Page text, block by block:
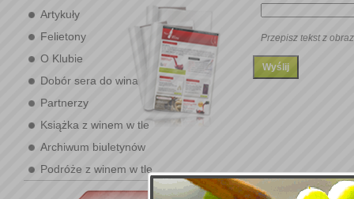
Artykuły
Felietony
O Klubie
Dobór sera do wina
Partnerzy
Książka z winem w tle
Archiwum biuletynów
Podróże z winem w tle
Przepisz tekst z